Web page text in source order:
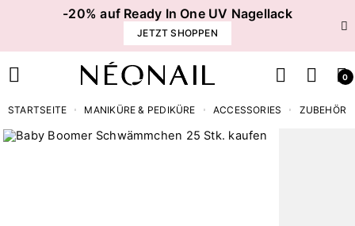
-20% auf Ready In One UV Nagellack
JETZT SHOPPEN
0
STARTSEITE MANIKÜRE & PEDIKÜRE ACCESSORIES ZUBEHÖR